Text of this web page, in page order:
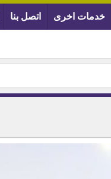
خدمات اخرى اتصل بنا